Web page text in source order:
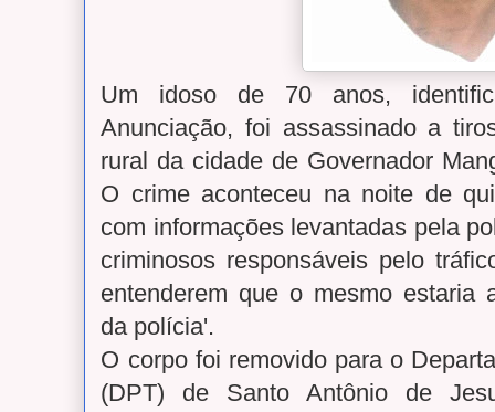
Um idoso de 70 anos,
Anunciação, foi assassinado a
rural da cidade de Governador
O crime aconteceu na noite de
com informações levantadas pela
criminosos responsáveis pelo
entenderem que o mesmo estaria
da polícia'.
O corpo foi removido para o
(DPT) de Santo Antônio de